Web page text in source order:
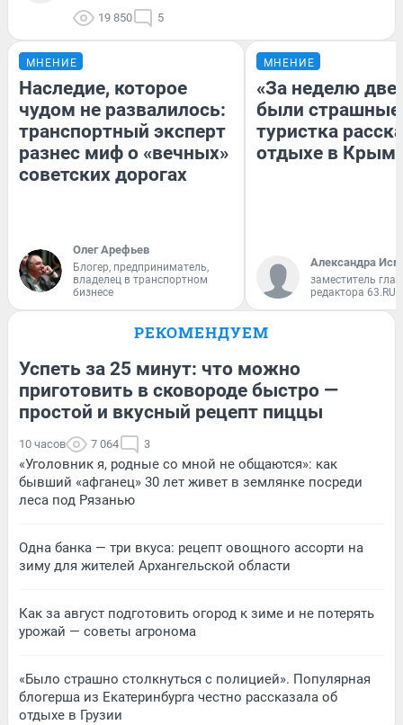
19 850 5
МНЕНИЕ
Наследие, которое
чудом не развалилось:
транспортный эксперт
разнес миф о «вечных»
советских дорогах
Олег Арефьев
Блогер, предприниматель,
владелец в транспортном
бизнесе
МНЕНИЕ
«За неделю две
были
туристка
отдыхе в
Александра
заместитель
редактора 63.RU
РЕКОМЕНДУЕМ
Успеть за 25 минут: что можно
приготовить в сковороде быстро —
простой и вкусный рецепт пиццы
10 часов 7 064 3
«Уголовник я, родные со мной не общаются»: как
бывший «афганец» 30 лет живет в землянке посреди
леса под Рязанью
Одна банка — три вкуса: рецепт овощного ассорти на
зиму для жителей Архангельской области
Как за август подготовить огород к зиме и не потерять
урожай — советы агронома
«Было страшно столкнуться с полицией». Популярная
блогерша из Екатеринбурга честно рассказала об
отдыхе в Грузии